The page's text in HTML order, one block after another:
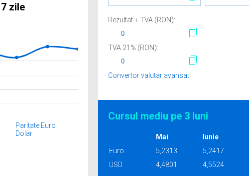
zile
Paritate Euro
Dolar
Rezultat + TVA (RON):
TVA 21 % (RON):
Convertor valutar avansat
Cursul mediu pe 3 luni
Mai Iunie
Euro
5,2313 5,2417
USD
4,4801 4,5524